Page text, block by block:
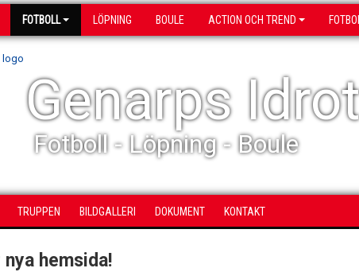
FOTBOLL LÖPNING BOULE ACTION OCH TREND
Genarps
Fotboll - Löpning - Boule
TRUPPEN BILDGALLERI DOKUMENT KONTAKT
hemsida!